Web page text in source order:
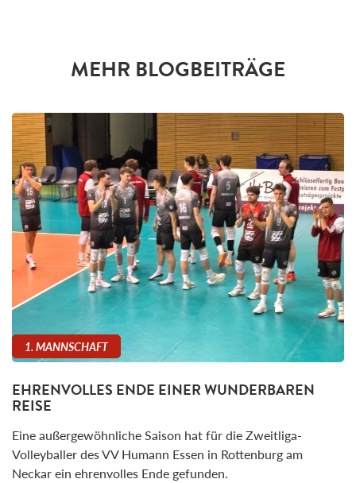
MEHR BLOGBEITRÄGE
1. MANNSCHAFT
EHRENVOLLES ENDE EINER WUNDERBAREN
REISE
Eine außergewöhnliche Saison hat für die Zweitliga-
Volleyballer des VV Humann Essen in Rottenburg am
Neckar ein ehrenvolles Ende gefunden.